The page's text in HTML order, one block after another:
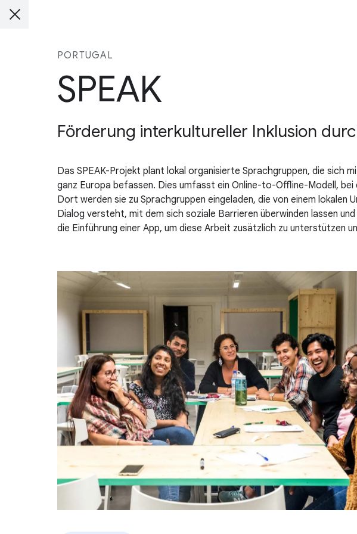
PORTUGAL
SPEAK
Förderung interkultureller Inklusion
Das SPEAK-Projekt plant lokal organisierte Sprachgruppen, die sich
ganz Europa befassen. Dies umfasst ein Online-to-Offline-Modell, bei
Dort werden sie zu Sprachgruppen eingeladen, die von einem
Dialog versteht, mit dem sich soziale Barrieren überwinden lassen
die Einführung einer App, um diese Arbeit zusätzlich zu unterstützen